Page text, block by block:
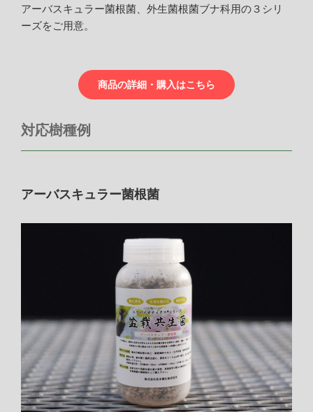
アーバスキュラー菌根菌、外生菌根菌ブナ科用の３シリ
ーズをご用意。
商品の詳細・購入はこちら
対応樹種例
アーバスキュラー菌根菌